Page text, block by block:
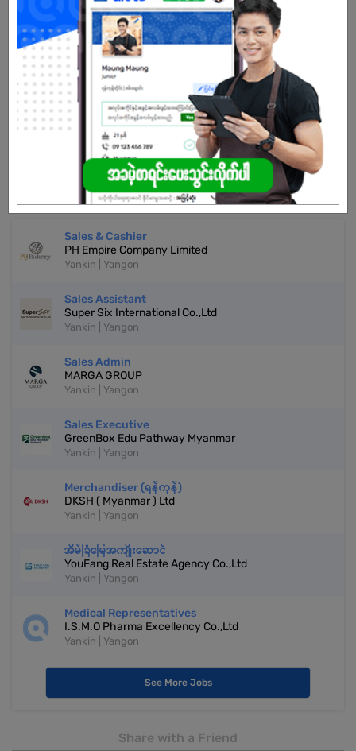
Already Expired
Don't have an account?
REGISTER NOW!
More Similar Jobs
Sales & Cashier
PH Empire Company Limited
Yankin | Yangon
Sales Assistant
Super Six International Co.,Ltd
Yankin | Yangon
Sales Admin
MARGA GROUP
Yankin | Yangon
Sales Executive
GreenBox Edu Pathway Myanmar
Yankin | Yangon
Merchandiser (ရန်ကုန်)
DKSH ( Myanmar ) Ltd
Yankin | Yangon
အိမ်ခြံမြေအကျိုးဆောင်
YouFang Real Estate Agency Co.,Ltd
Yankin | Yangon
Medical Representatives
I.S.M.O Pharma Excellency Co.,Ltd
Yankin | Yangon
See More Jobs
Share with a Friend